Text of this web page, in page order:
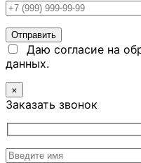
Даю согласие на
данных.
×
Заказать звонок